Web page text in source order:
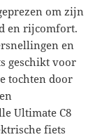
om zijn
en rijcomfort.
en
geschikt voor
tochten door
Ultimate C8
fiets